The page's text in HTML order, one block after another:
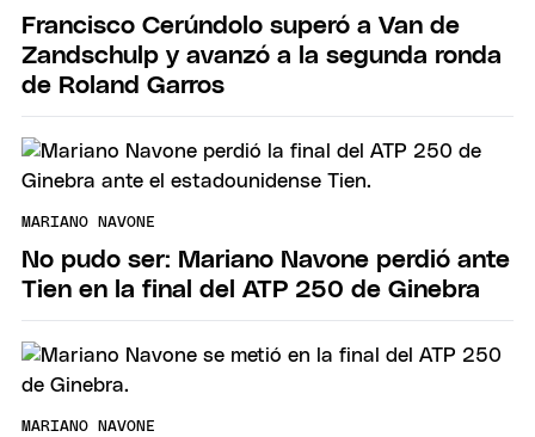
Francisco Cerúndolo superó a Van de
Zandschulp y avanzó a la segunda ronda
de Roland Garros
MARIANO NAVONE
No pudo ser: Mariano Navone perdió ante
Tien en la final del ATP 250 de Ginebra
MARIANO NAVONE